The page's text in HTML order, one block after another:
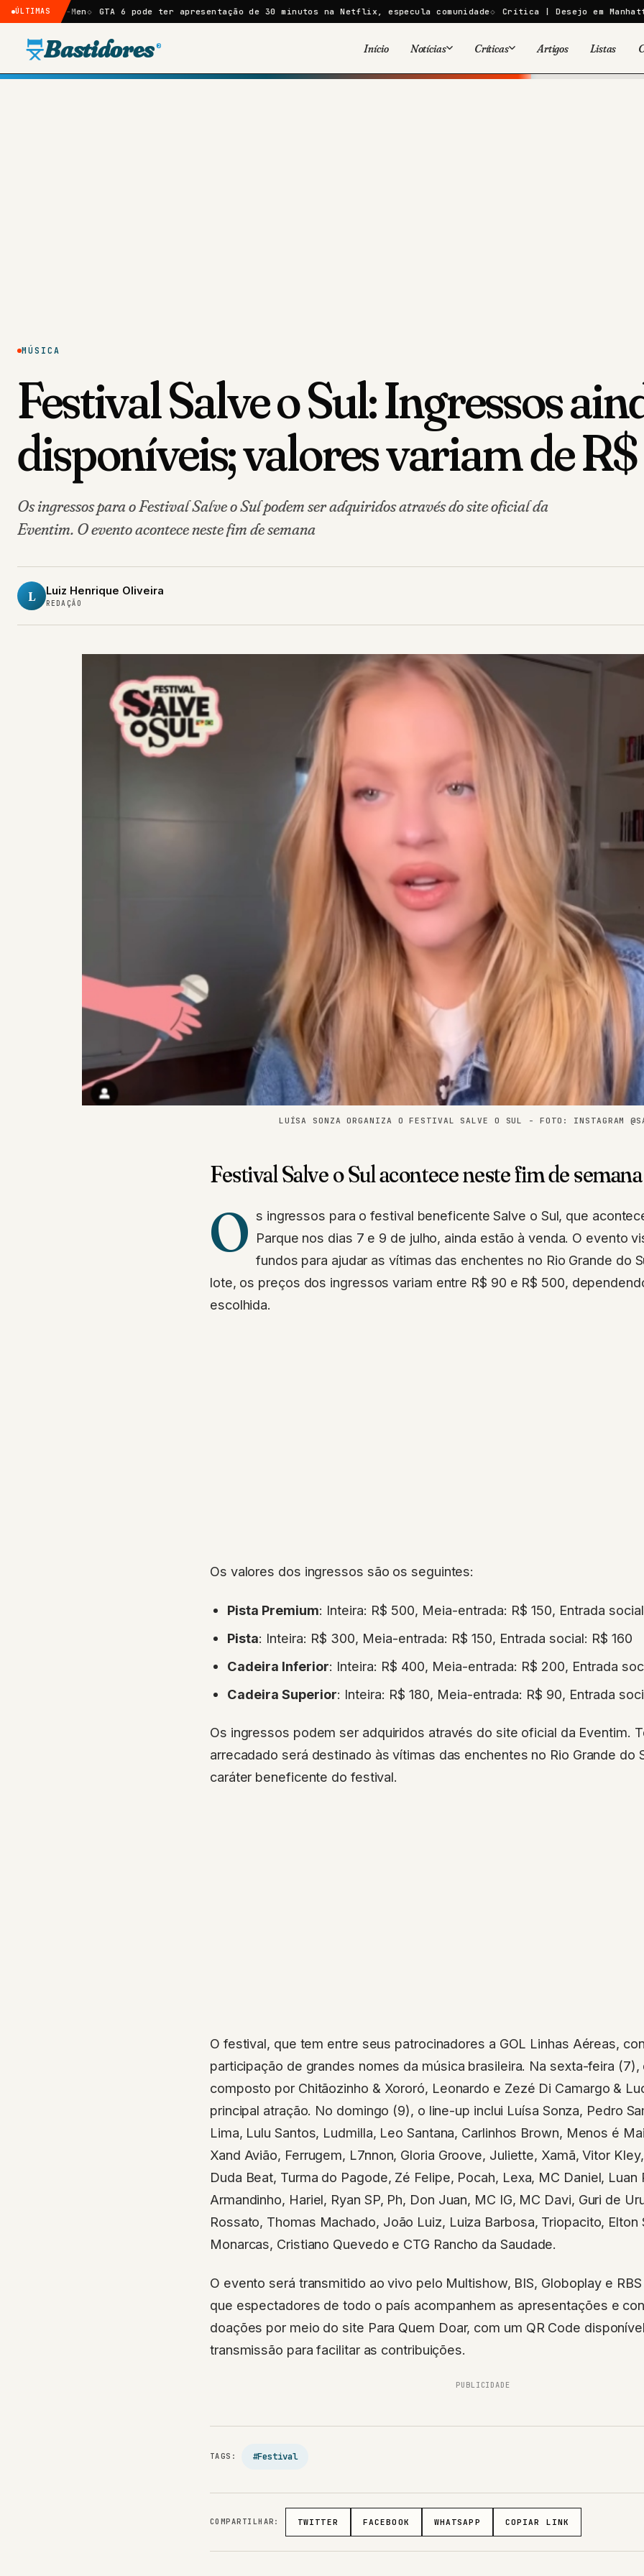
ÚLTIMAS
Men GTA 6 pode ter apresentação de 30 minutos na Netflix, especula comunidade Crítica | Desejo em Manhattan falha
Bastidores ® Início Notícias
Viral
Críticas
Cinema
Artigos Listas
MÚSICA
Festival Salve o Sul: Ingressos
disponíveis; valores variam de
Os ingressos para o Festival Salve o Sul podem ser adquiridos através do site oficial da
Eventim. O evento acontece neste fim de semana
L Luiz Henrique Oliveira
REDAÇÃO
LUÍSA SONZA ORGANIZA O FESTIVAL SALVE O SUL - FOTO: INSTAGRAM
Festival Salve o Sul acontece neste fim de semana
O s ingressos para o festival beneficente Salve o Sul, que
Parque nos dias 7 e 9 de julho, ainda estão à venda. O evento
fundos para ajudar as vítimas das enchentes no Rio Grande do
lote, os preços dos ingressos variam entre R$ 90 e R$ 500,
escolhida.
Os valores dos ingressos são os seguintes:
Pista Premium: Inteira: R$ 500, Meia-entrada: R$ 150, Entrada
Pista: Inteira: R$ 300, Meia-entrada: R$ 150, Entrada social: R$ 160
Cadeira Inferior: Inteira: R$ 400, Meia-entrada: R$ 200, Entrada
Cadeira Superior: Inteira: R$ 180, Meia-entrada: R$ 90, Entrada
Os ingressos podem ser adquiridos através do site oficial da Eventim.
arrecadado será destinado às vítimas das enchentes no Rio Grande do
caráter beneficente do festival.
O festival, que tem entre seus patrocinadores a GOL Linhas Aéreas,
participação de grandes nomes da música brasileira. Na sexta-feira
composto por Chitãozinho & Xororó, Leonardo e Zezé Di Camargo &
principal atração. No domingo (9), o line-up inclui Luísa Sonza, Pedro
Lima, Lulu Santos, Ludmilla, Leo Santana, Carlinhos Brown, Menos é
Xand Avião, Ferrugem, L7nnon, Gloria Groove, Juliette, Xamã, Vitor
Duda Beat, Turma do Pagode, Zé Felipe, Pocah, Lexa, MC Daniel, Luan
Armandinho, Hariel, Ryan SP, Ph, Don Juan, MC IG, MC Davi, Guri de
Rossato, Thomas Machado, João Luiz, Luiza Barbosa, Triopacito, Elton
Monarcas, Cristiano Quevedo e CTG Rancho da Saudade.
O evento será transmitido ao vivo pelo Multishow, BIS, Globoplay e
que espectadores de todo o país acompanhem as apresentações e
doações por meio do site Para Quem Doar, com um QR Code
transmissão para facilitar as contribuições.
PUBLICIDADE
TAGS: #Festival
COMPARTILHAR: TWITTER FACEBOOK WHATSAPP COPIAR LINK